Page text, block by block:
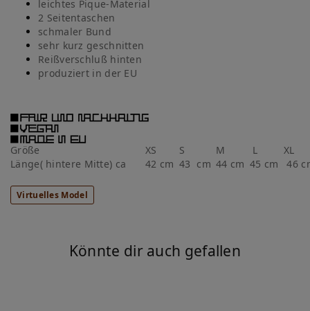
leichtes Pique-Material
2 Seitentaschen
schmaler Bund
sehr kurz geschnitten
Reißverschluß hinten
produziert in der EU
Größe XS S M L
XL
Länge( hintere Mitte) ca
42 cm 43 cm 44 cm 45 cm 46
Virtuelles Model
Könnte dir auch gefallen